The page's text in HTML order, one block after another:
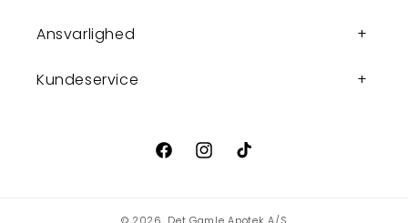
Ansvarlighed
Kundeservice
FacebookInstagram
TikTok